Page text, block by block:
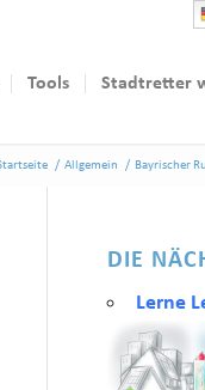
Tools Stadtretter
/ Allgemein / Bayrischer
DIE
Lerne